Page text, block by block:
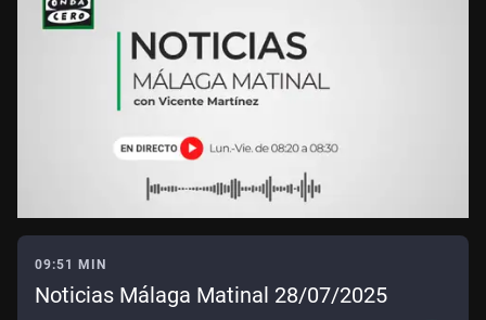
09:51 MIN
Noticias Málaga Matinal 28/07/2025